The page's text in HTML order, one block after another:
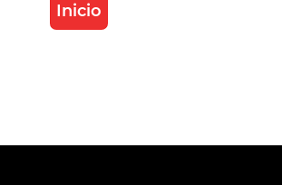
Inicio